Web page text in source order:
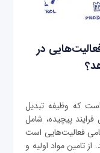
در
که وظیفه تبدیل
پیچیده، شامل
فعالیت‌هایی است
تامین مواد اولیه و